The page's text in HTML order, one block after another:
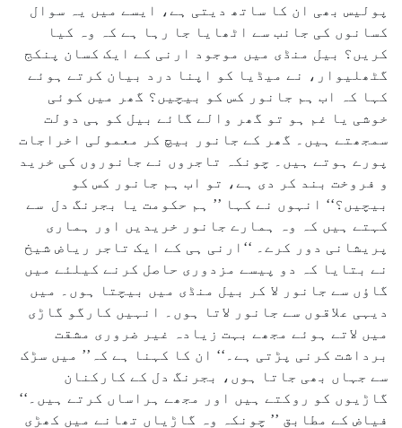
پولیس بھی ان کا ساتھ دیتی ہے، ایسے میں یہ سوال
کسانوں کی جانب سے اٹھایا جا رہا ہے کہ وہ کیا
کریں؟ بیل منڈی میں موجود ارنی کے ایک کسان پنکج
گٹھلیوار، نے میڈیا کو اپنا درد بیان کرتے ہوئے
کہا کہ اب ہم جانور کس کو بیچیں؟ گھر میں کوئی
خوشی یا غم ہو تو گھر والے گائے بیل کو ہی دولت
سمجھتے ہیں۔ گھر کے جانور بیچ کر معمولی اخراجات
پورے ہوتے ہیں۔ چونکہ تاجروں نے جانوروں کی خرید
و فروخت بند کر دی ہے، تو اب ہم جانور کس کو
بیچیں؟‘‘ انہوں نے کہا ’’ ہم حکومت یا بجرنگ دل سے
کہتے ہیں کہ وہ ہمارے جانور خریدیں اور ہماری
پریشانی دور کرے۔ ‘‘ارنی ہی کے ایک تاجر ریاض شیخ
نے بتایا کہ دو پیسے مزدوری حاصل کرنے کیلئے میں
گاؤں سے جانور لا کر بیل منڈی میں بیچتا ہوں۔ میں
دیہی علاقوں سے جانور لاتا ہوں۔ انہیں کارگو گاڑی
میں لاتے ہوئے مجھے بہت زیادہ غیر ضروری مشقت
برداشت کرنی پڑتی ہے۔‘‘ ان کا کہنا ہے کہ’’ میں سڑک
سے جہاں بھی جاتا ہوں، بجرنگ دل کے کارکنان
گاڑیوں کو روکتے ہیں اور مجھے ہراساں کرتے ہیں۔‘‘
فیاض کے مطابق ’’ چونکہ وہ گاڑیاں تھانے میں کھڑی